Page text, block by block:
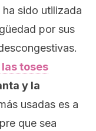
sido utilizada
por sus
toses
y la
usadas es a
que sea